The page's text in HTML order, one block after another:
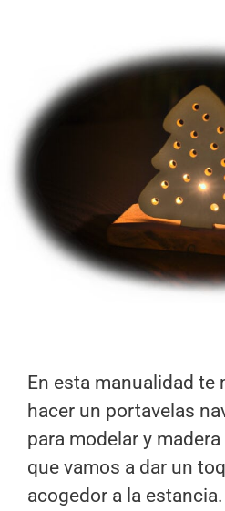
En esta manualidad te
hacer un portavelas
para modelar y
que vamos a dar un
acogedor a la estancia.